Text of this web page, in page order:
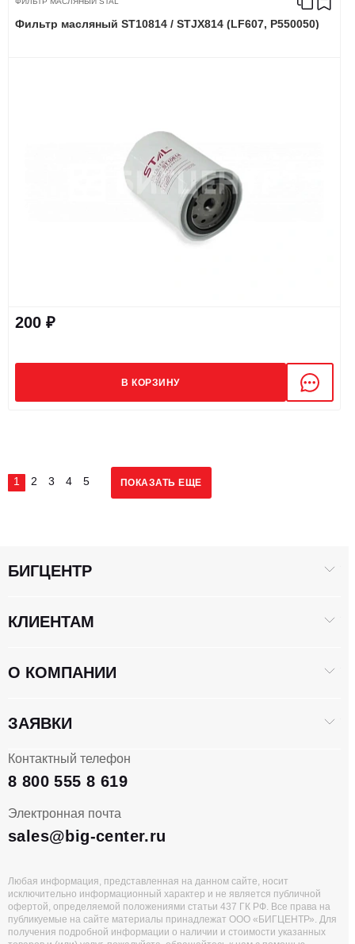
Фильтр масляный ST10814 / STJX814 (LF607, P550050)
200 ₽
В КОРЗИНУ
ПОКАЗАТЬ ЕЩЕ
1 2 3 4 5
Контактный телефон
8 800 555 8 619
Электронная почта
sales@big-center.ru
БИГЦЕНТР
КЛИЕНТАМ
О КОМПАНИИ
ЗАЯВКИ
Любая информация, представленная на данном сайте, носит
исключительно информационный характер и не является публичной
офертой, определяемой положениями статьи 437 ГК РФ. Все права на
публикуемые на сайте материалы принадлежат ООО «БИГЦЕНТР». Для
получения подробной информации о наличии и стоимости указанных